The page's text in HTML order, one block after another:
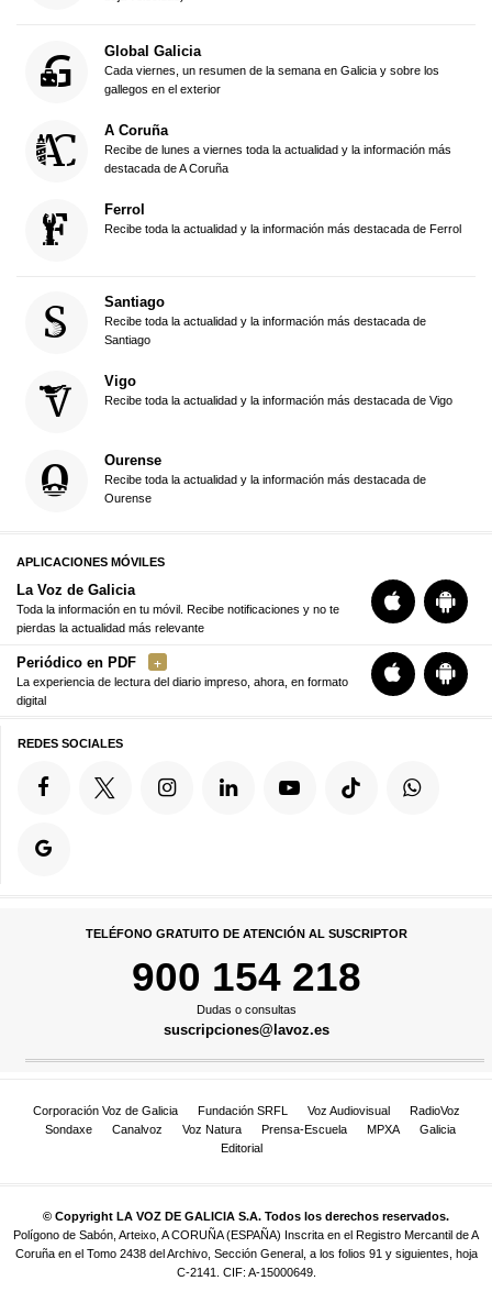
Global Galicia
Cada viernes, un resumen de la semana en Galicia y sobre los
gallegos en el exterior
A Coruña
Recibe de lunes a viernes toda la actualidad y la información más
destacada de A Coruña
Ferrol
Recibe toda la actualidad y la información más destacada de Ferrol
Santiago
Recibe toda la actualidad y la información más destacada de
Santiago
Vigo
Recibe toda la actualidad y la información más destacada de Vigo
Ourense
Recibe toda la actualidad y la información más destacada de
Ourense
APLICACIONES MÓVILES
La Voz de Galicia
Toda la información en tu móvil. Recibe notificaciones y no te
pierdas la actualidad más relevante
Periódico en PDF
La experiencia de lectura del diario impreso, ahora, en formato
digital
REDES SOCIALES
TELÉFONO GRATUITO DE ATENCIÓN AL SUSCRIPTOR
900 154 218
Dudas o consultas
suscripciones@lavoz.es
Corporación Voz de Galicia Fundación SRFL Voz Audiovisual
RadioVoz
Sondaxe
Canalvoz Voz Natura Prensa-Escuela MPXA
Galicia
Editorial
© Copyright LA VOZ DE GALICIA S.A. Todos los derechos reservados.
Polígono de Sabón, Arteixo, A CORUÑA (ESPAÑA) Inscrita en el Registro Mercantil de A
Coruña en el Tomo 2438 del Archivo, Sección General, a los folios 91 y siguientes, hoja
C-2141. CIF: A-15000649.